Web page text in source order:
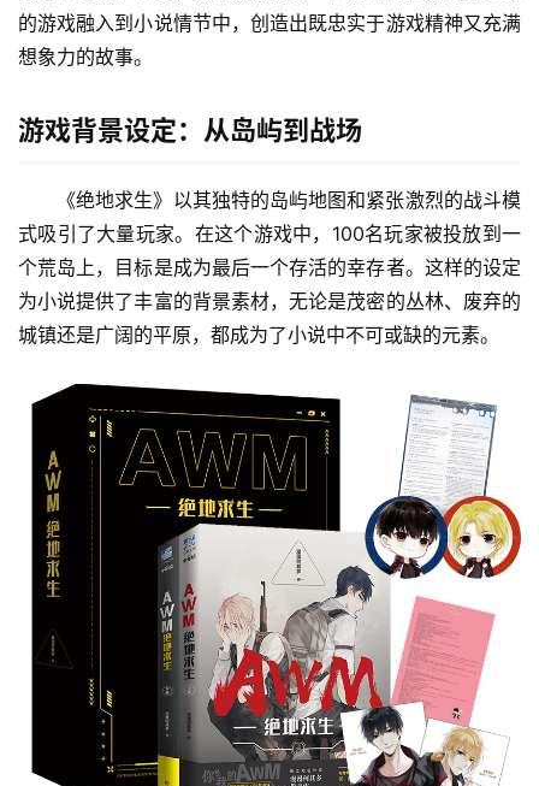
的游戏融入到小说情节中，创造出既忠实于游戏精神又充满
想象力的故事。
游戏背景设定：从岛屿到战场
《绝地求生》以其独特的岛屿地图和紧张激烈的战斗模
式吸引了大量玩家。在这个游戏中，100名玩家被投放到一
个荒岛上，目标是成为最后一个存活的幸存者。这样的设定
为小说提供了丰富的背景素材，无论是茂密的丛林、废弃的
城镇还是广阔的平原，都成为了小说中不可或缺的元素。